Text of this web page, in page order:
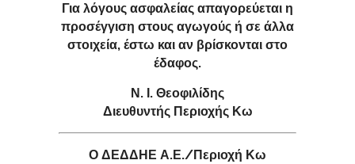
Για λόγους ασφαλείας απαγορεύεται η
προσέγγιση στους αγωγούς ή σε άλλα
στοιχεία, έστω και αν βρίσκονται στο
έδαφος.
Ν. Ι. Θεοφιλίδης
Διευθυντής Περιοχής Κω
Ο ΔΕΔΔΗΕ Α.Ε./Περιοχή Κω